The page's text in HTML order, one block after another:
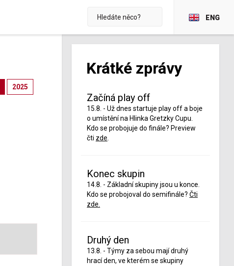
ENG
2025
Krátké zprávy
Začíná play off
15.8. - Už dnes startuje play off a boje
o umístění na Hlinka Gretzky Cupu.
Kdo se probojuje do finále? Preview
čti zde
Konec skupin
14.8. - Základní skupiny jsou u konce.
Kdo se probojoval do semifinále? Čti
zde.
Druhý den
13.8. - Týmy za sebou mají druhý
hrací den, ve kterém se skupiny